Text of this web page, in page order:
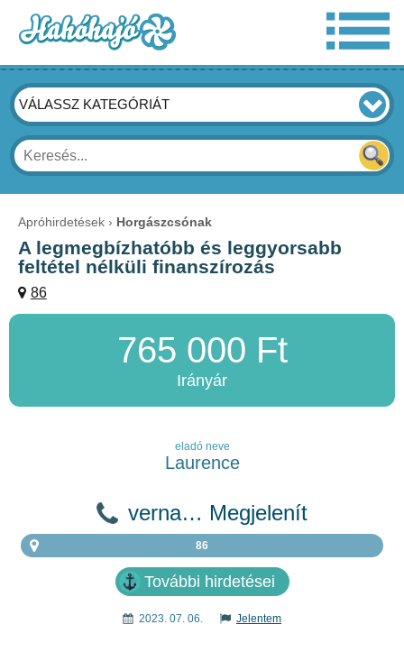
VÁLASSZ KATEGÓRIÁT
Apróhirdetések Horgászcsónak
A legmegbízhatóbb és leggyorsabb
feltétel nélküli finanszírozás
86
765 000 Ft
Irányár
eladó neve
Laurence
verna… Megjelenít
86
További hirdetései
2023. 07. 06. Jelentem